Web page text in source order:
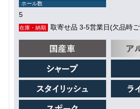
ホール数
5
在庫・納期 取寄せ品 3-5営業日(欠品時